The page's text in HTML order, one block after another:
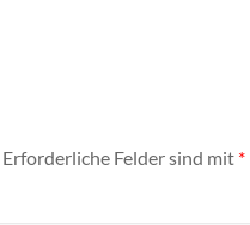
Erforderliche Felder sind mit *